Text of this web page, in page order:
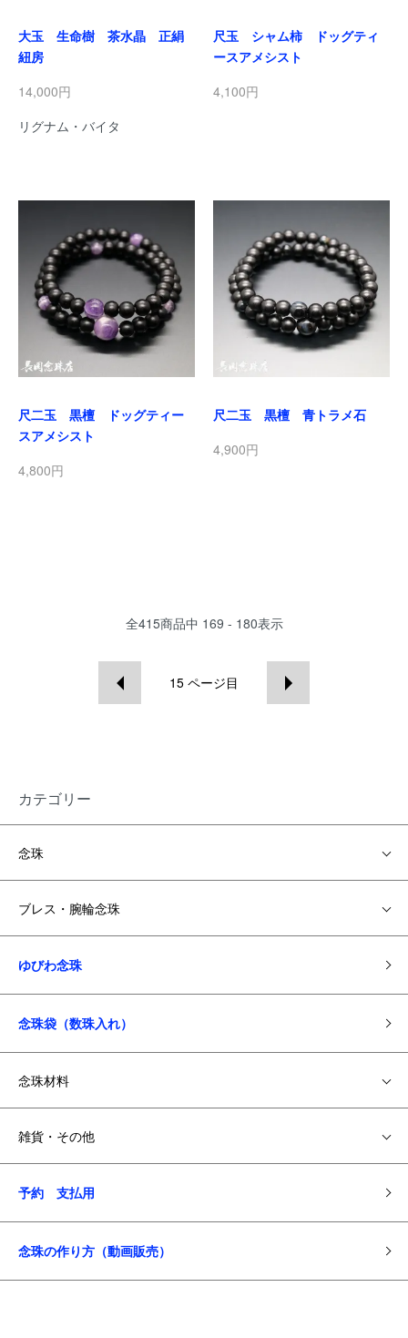
大玉 生命樹 茶水晶 正絹
紐房
14,000円
リグナム・バイタ
尺玉 シャム柿 ドッグティ
ースアメシスト
4,100円
尺二玉 黒檀 ドッグティー
スアメシスト
4,800円
尺二玉 黒檀 青トラメ石
4,900円
全415商品中 169 - 180表示
15 ページ目
カテゴリー
念珠
ブレス・腕輪念珠
ゆびわ念珠
念珠袋（数珠入れ）
念珠材料
雑貨・その他
予約 支払用
念珠の作り方（動画販売）